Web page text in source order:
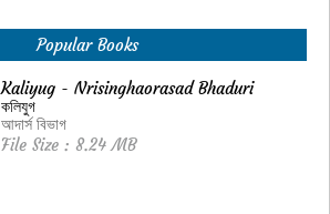
Popular Books
Kaliyug - Nrisinghaorasad Bhaduri
কলিযুগ
আদার্স বিভাগ
File Size : 8.24 MB